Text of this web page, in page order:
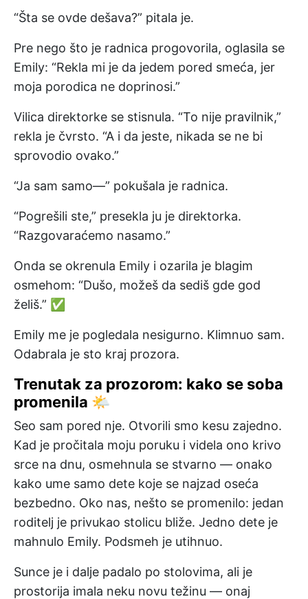
“Šta se ovde dešava?” pitala je.
Pre nego što je radnica progovorila, oglasila se
Emily: “Rekla mi je da jedem pored smeća, jer
moja porodica ne doprinosi.”
Vilica direktorke se stisnula. “To nije pravilnik,”
rekla je čvrsto. “A i da jeste, nikada se ne bi
sprovodio ovako.”
“Ja sam samo—” pokušala je radnica.
“Pogrešili ste,” presekla ju je direktorka.
“Razgovaraćemo nasamo.”
Onda se okrenula Emily i ozarila je blagim
osmehom: “Dušo, možeš da sediš gde god
želiš.” ✅
Emily me je pogledala nesigurno. Klimnuo sam.
Odabrala je sto kraj prozora.
Trenutak za prozorom: kako se soba
promenila 🌤️
Seo sam pored nje. Otvorili smo kesu zajedno.
Kad je pročitala moju poruku i videla ono krivo
srce na dnu, osmehnula se stvarno — onako
kako ume samo dete koje se najzad oseća
bezbedno. Oko nas, nešto se promenilo: jedan
roditelj je privukao stolicu bliže. Jedno dete je
mahnulo Emily. Podsmeh je utihnuo.
Sunce je i dalje padalo po stolovima, ali je
prostorija imala neku novu težinu — onaj